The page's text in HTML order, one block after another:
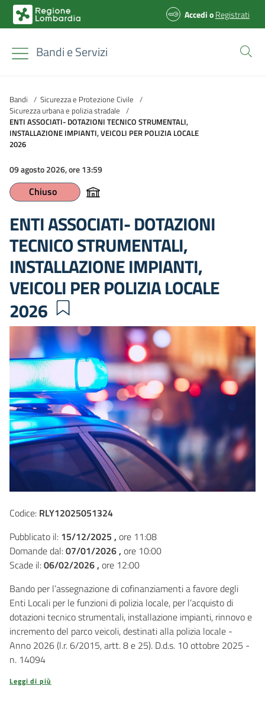
AccedioRegistrati
Bandi e Servizi
Bandi / Sicurezza e Protezione Civile /
Sicurezza urbana e polizia stradale /
ENTI ASSOCIATI- DOTAZIONI TECNICO STRUMENTALI,
INSTALLAZIONE IMPIANTI, VEICOLI PER POLIZIA LOCALE
2026
09 agosto 2026, ore 13:59
Chiuso
ENTI ASSOCIATI- DOTAZIONI
TECNICO STRUMENTALI,
INSTALLAZIONE IMPIANTI,
VEICOLI PER POLIZIA LOCALE
2026
Codice: RLY12025051324
Pubblicato il: 15/12/2025 , ore 11:08
Domande dal:07/01/2026 , ore 10:00
Scade il:06/02/2026 , ore 12:00
Bando per l’assegnazione di cofinanziamenti a favore degli
Enti Locali per le funzioni di polizia locale, per l’acquisto di
dotazioni tecnico strumentali, installazione impianti, rinnovo e
incremento del parco veicoli, destinati alla polizia locale -
Anno 2026 (l.r. 6/2015, artt. 8 e 25). D.d.s. 10 ottobre 2025 -
n. 14094
Leggi di più